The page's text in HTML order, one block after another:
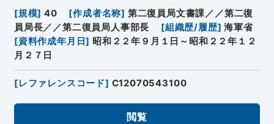
[規模] 40 [作成者名称] 第二復員局文書課／／第二復
員局長／／第二復員局人事部長
[組織歴/履歴] 海軍省
[資料作成年月日] 昭和２２年９月１日～昭和２２年１２
月２７日
[レファレンスコード] C12070543100
閲覧